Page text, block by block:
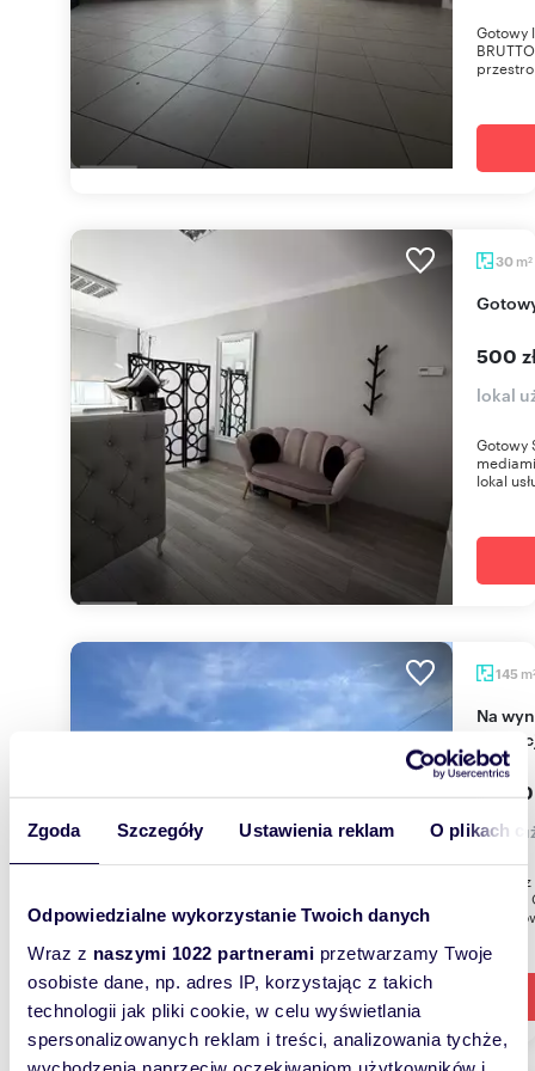
Zgoda Szczegóły Ustawienia reklam O plikach
Odpowiedzialne wykorzystanie Twoich danych
Wraz z naszymi 1022 partnerami przetwarzamy Twoje
osobiste dane, np. adres IP, korzystając z takich
technologii jak pliki cookie, w celu wyświetlania
spersonalizowanych reklam i treści, analizowania tychże,
Gotowy
30 m2
500
lokal
Gotowy
lokal
145 m
Na wynajem przestronny lokal 145 m² z dużym
3
lokal